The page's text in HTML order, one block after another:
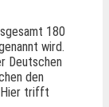
180
wird.
Deutschen
den
Hier trifft